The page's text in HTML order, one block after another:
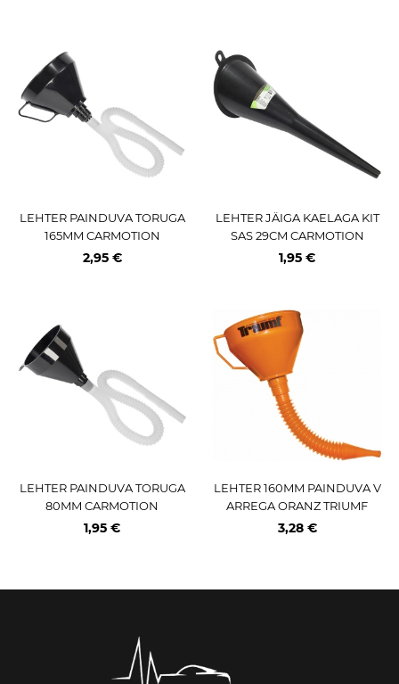
LEHTER PAINDUVA TORUGA
165MM CARMOTION
2,95 €
LEHTER JÄIGA KAELAGA KIT
SAS 29CM CARMOTION
1,95 €
LEHTER PAINDUVA TORUGA
80MM CARMOTION
1,95 €
LEHTER 160MM PAINDUVA V
ARREGA ORANZ TRIUMF
3,28 €